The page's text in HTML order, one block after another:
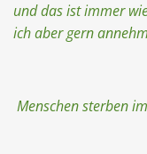
und das ist immer
ich aber gern
Menschen sterben